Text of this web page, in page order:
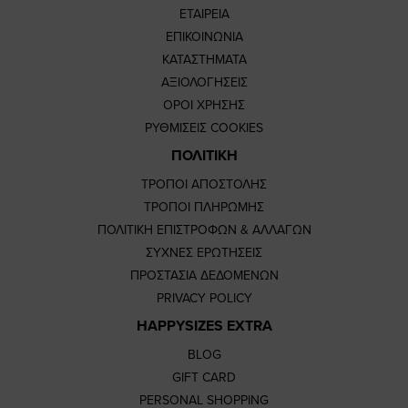
ΕΤΑΙΡΕΙΑ
ΕΠΙΚΟΙΝΩΝΙΑ
ΚΑΤΑΣΤΗΜΑΤΑ
ΑΞΙΟΛΟΓΗΣΕΙΣ
ΟΡΟΙ ΧΡΗΣΗΣ
ΡΥΘΜΙΣΕΙΣ COOKIES
ΠΟΛΙΤΙΚΗ
ΤΡΟΠΟΙ ΑΠΟΣΤΟΛΗΣ
ΤΡΟΠΟΙ ΠΛΗΡΩΜΗΣ
ΠΟΛΙΤΙΚΗ ΕΠΙΣΤΡΟΦΩΝ & ΑΛΛΑΓΩΝ
ΣΥΧΝΕΣ ΕΡΩΤΗΣΕΙΣ
ΠΡΟΣΤΑΣΙΑ ΔΕΔΟΜΕΝΩΝ
PRIVACY POLICY
HAPPYSIZES EXTRA
BLOG
GIFT CARD
PERSONAL SHOPPING